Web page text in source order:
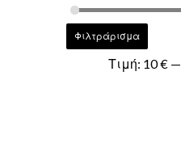
Φιλτράρισμα
Τιμή: 10 € —